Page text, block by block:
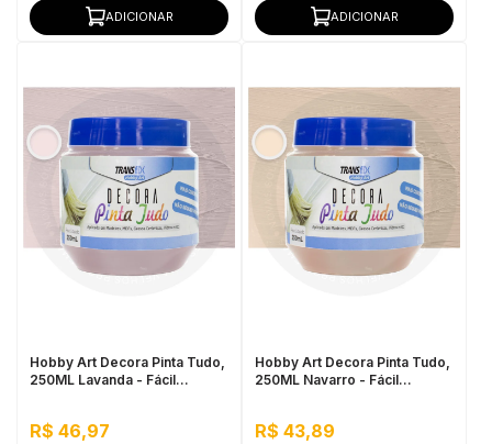
ADICIONAR ADICIONAR
Hobby Art Decora Pinta Tudo,
250ML Lavanda - Fácil
R$ 46,97
Hobby Art Decora Pinta Tudo,
250ML Navarro - Fácil
R$ 43,89